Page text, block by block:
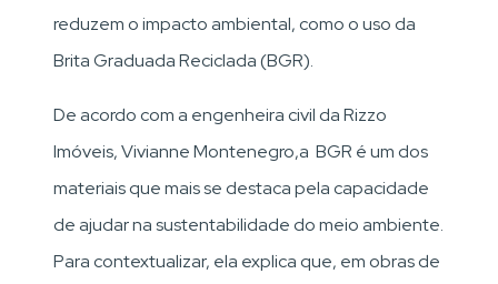
reduzem o impacto ambiental, como o uso da
Brita Graduada Reciclada (BGR).
De acordo com a engenheira civil da Rizzo
Imóveis, Vivianne Montenegro,a BGR é um dos
materiais que mais se destaca pela capacidade
de ajudar na sustentabilidade do meio ambiente.
Para contextualizar, ela explica que, em obras de